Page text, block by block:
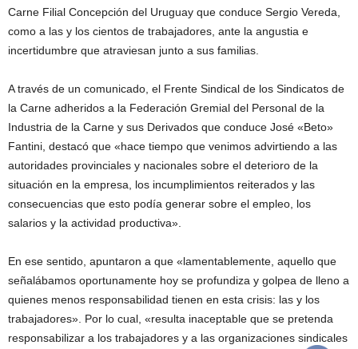
Carne Filial Concepción del Uruguay que conduce Sergio Vereda,
como a las y los cientos de trabajadores, ante la angustia e
incertidumbre que atraviesan junto a sus familias.
A través de un comunicado, el Frente Sindical de los Sindicatos de
la Carne adheridos a la Federación Gremial del Personal de la
Industria de la Carne y sus Derivados que conduce José «Beto»
Fantini, destacó que «hace tiempo que venimos advirtiendo a las
autoridades provinciales y nacionales sobre el deterioro de la
situación en la empresa, los incumplimientos reiterados y las
consecuencias que esto podía generar sobre el empleo, los
salarios y la actividad productiva».
En ese sentido, apuntaron a que «lamentablemente, aquello que
señalábamos oportunamente hoy se profundiza y golpea de lleno a
quienes menos responsabilidad tienen en esta crisis: las y los
trabajadores». Por lo cual, «resulta inaceptable que se pretenda
responsabilizar a los trabajadores y a las organizaciones sindicales